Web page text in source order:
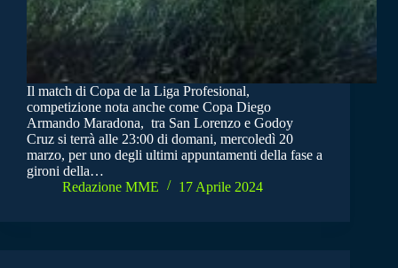
Il match di Copa de la Liga Profesional,
competizione nota anche come Copa Diego
Armando Maradona, tra San Lorenzo e Godoy
Cruz si terrà alle 23:00 di domani, mercoledì 20
marzo, per uno degli ultimi appuntamenti della fase a
gironi della…
Redazione MME
17 Aprile 2024